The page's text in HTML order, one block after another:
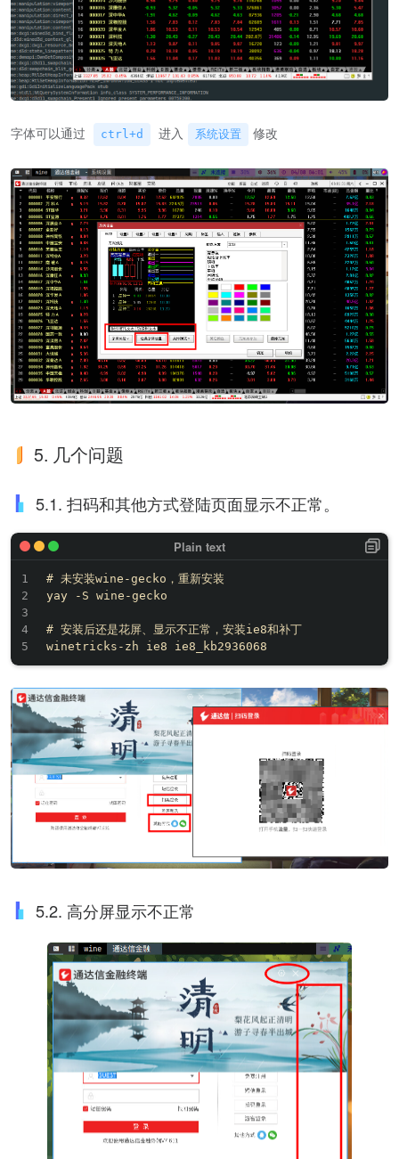
字体可以通过 ctrl+d 进入 系统设置 修改
5. 几个问题
5.1. 扫码和其他方式登陆页面显示不正常。
# 未安装wine-gecko，重新安装
yay -S wine-gecko
# 安装后还是花屏、显示不正常，安装ie8和补丁
5.2. 高分屏显示不正常